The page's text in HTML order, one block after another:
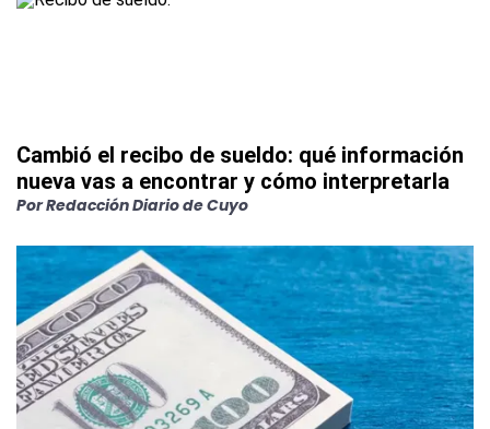
Cambió el recibo de sueldo: qué información
nueva vas a encontrar y cómo interpretarla
PorRedacción Diario de Cuyo